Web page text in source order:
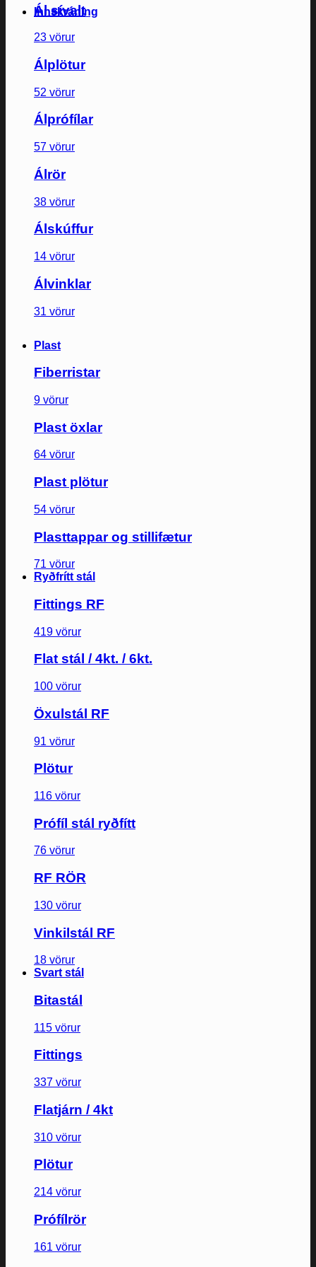
Innskráning
Ál sívalt
23 vörur
Álplötur
52 vörur
Álprófílar
57 vörur
Álrör
38 vörur
Álskúffur
14 vörur
Álvinklar
31 vörur
Plast
Fiberristar
9 vörur
Plast öxlar
64 vörur
Plast plötur
54 vörur
Plasttappar og stillifætur
71 vörur
Ryðfrítt stál
Fittings RF
419 vörur
Flat stál / 4kt. / 6kt.
100 vörur
Öxulstál RF
91 vörur
Plötur
116 vörur
Prófíl stál ryðfítt
76 vörur
RF RÖR
130 vörur
Vinkilstál RF
18 vörur
Svart stál
Bitastál
115 vörur
Fittings
337 vörur
Flatjárn / 4kt
310 vörur
Plötur
214 vörur
Prófílrör
161 vörur